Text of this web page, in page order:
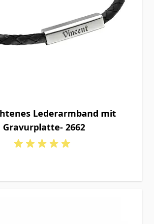
Lederarmband mit
Gravurplatte- 2662